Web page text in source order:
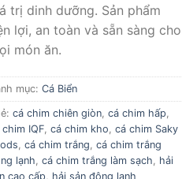
trị dinh dưỡng. Sản phẩm
lợi, an toàn và sẵn sàng cho
món ăn.
mục: Cá Biển
cá chim chiên giòn cá chim hấp
chim IQF cá chim kho cá chim Saky
cá chim trắng cá chim trắng
lạnh cá chim trắng làm sạch
hải
cao cấp
hải sản đông lạnh